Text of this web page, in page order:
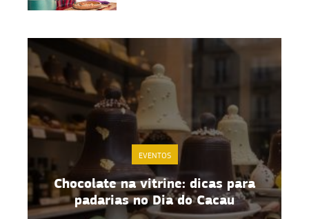
EVENTOS
Gestão de estoque de Páscoa: 5
estratégias práticas